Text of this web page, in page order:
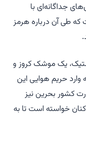
جداگانه‌ای با
که طی آن درباره هرمز
یک موشک کروز و
وارد حریم هوایی این
کشور بحرین نیز
خواسته است تا به